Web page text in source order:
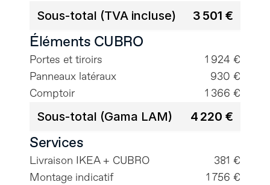
Sous-total (TVA incluse) 3 501 €
Portes et tiroirs
1 924 €
Panneaux latéraux
930 €
Comptoir
1 366 €
Sous-total (Gama LAM) 4 220 €
Éléments CUBRO
Livraison IKEA + CUBRO
381 €
Montage indicatif
1 756 €
Services